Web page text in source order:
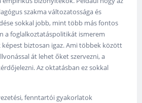
szakma változatossága és
sokkal jobb, mint több más fontos
a foglalkoztatáspolitikát ismerem
képest biztosan igaz. Ami többek között
át lehet őket szervezni, a
Az oktatásban ez sokkal
fenntartói gyakorlatok